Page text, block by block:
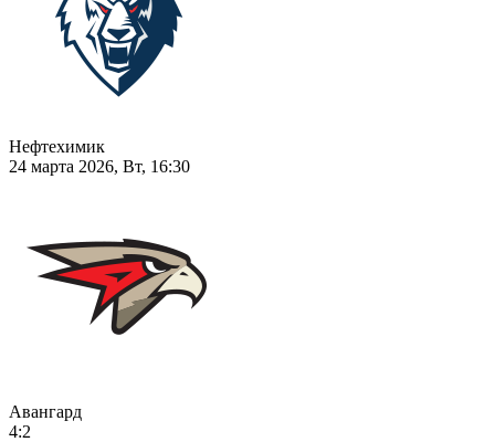
Нефтехимик
24 марта 2026, Вт, 16:30
Авангард
4:2